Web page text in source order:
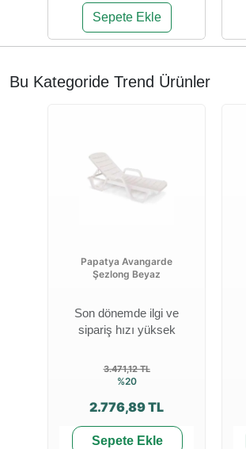
Sepete Ekle
Bu Kategoride Trend Ürünler
Papatya Avangarde
Şezlong Beyaz
Son dönemde ilgi ve
sipariş hızı yüksek
3.471,12 TL
%20
2.776,89 TL
Sepete Ekle